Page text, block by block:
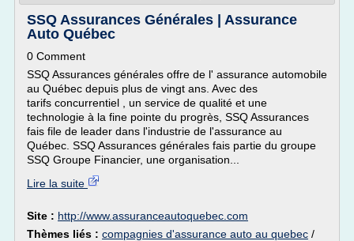
SSQ Assurances Générales | Assurance
Auto Québec
0 Comment
SSQ Assurances générales offre de l' assurance automobile
au Québec depuis plus de vingt ans. Avec des
tarifs concurrentiel , un service de qualité et une
technologie à la fine pointe du progrès, SSQ Assurances
fais file de leader dans l'industrie de l'assurance au
Québec. SSQ Assurances générales fais partie du groupe
SSQ Groupe Financier, une organisation...
Lire la suite
Site : http://www.assuranceautoquebec.com
Thèmes liés : compagnies d'assurance auto au quebec /